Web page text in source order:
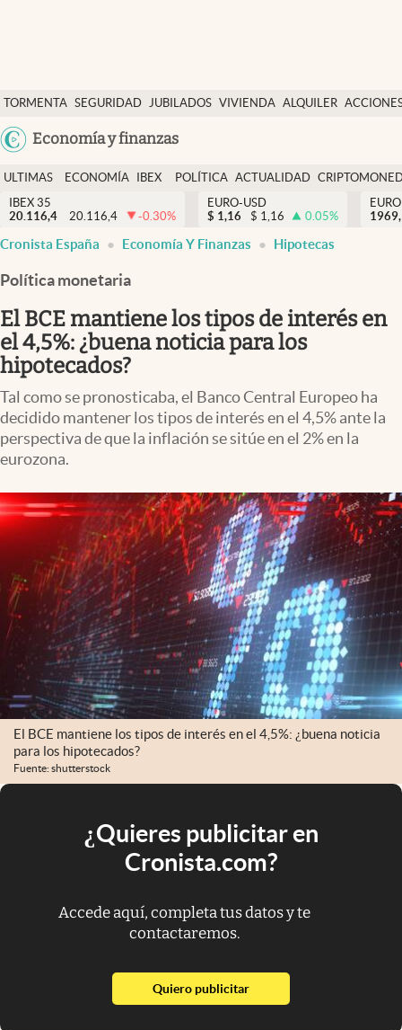
TORMENTA SEGURIDAD JUBILADOS VIVIENDA ALQUILER
Colombia
Economía y finanzas
Economía y finanzas
Política
Actualidad
Criptomonedas
España
ULTIMAS
NOTICIAS
ECONOMÍA
FINANZAS
IBEX
EURO
POLÍTICA ACTUALIDAD
IBEX 35
20.116,4
20.116,4 -0.30%
EURO-USD
$ 1,16 $ 1,16 0.05%
Cronista España Economía Y Finanzas Hipotecas
Política monetaria
El BCE mantiene los tipos de interés en
el 4,5%: ¿buena noticia para los
hipotecados?
Tal como se pronosticaba, el Banco Central Europeo ha
decidido mantener los tipos de interés en el 4,5% ante la
perspectiva de que la inflación se sitúe en el 2% en la
eurozona.
El BCE mantiene los tipos de interés en el 4,5%: ¿buena noticia
para los hipotecados?
Fuente: shutterstock
¿Quieres publicitar en
Cronista.com?
Accede aquí, completa tus datos y te
contactaremos.
Quiero publicitarabre en nueva pestaña